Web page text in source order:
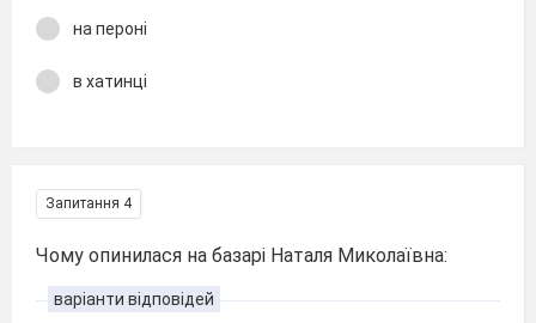
на пероні
в хатинці
Запитання 4
Чому опинилася на базарі Наталя Миколаївна:
варіанти відповідей